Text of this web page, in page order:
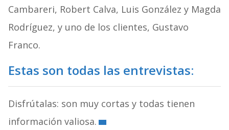
Cambareri, Robert Calva, Luis González y Magda
Rodríguez, y uno de los clientes, Gustavo
Franco.
Estas son todas las entrevistas:
Disfrútalas: son muy cortas y todas tienen
información valiosa.